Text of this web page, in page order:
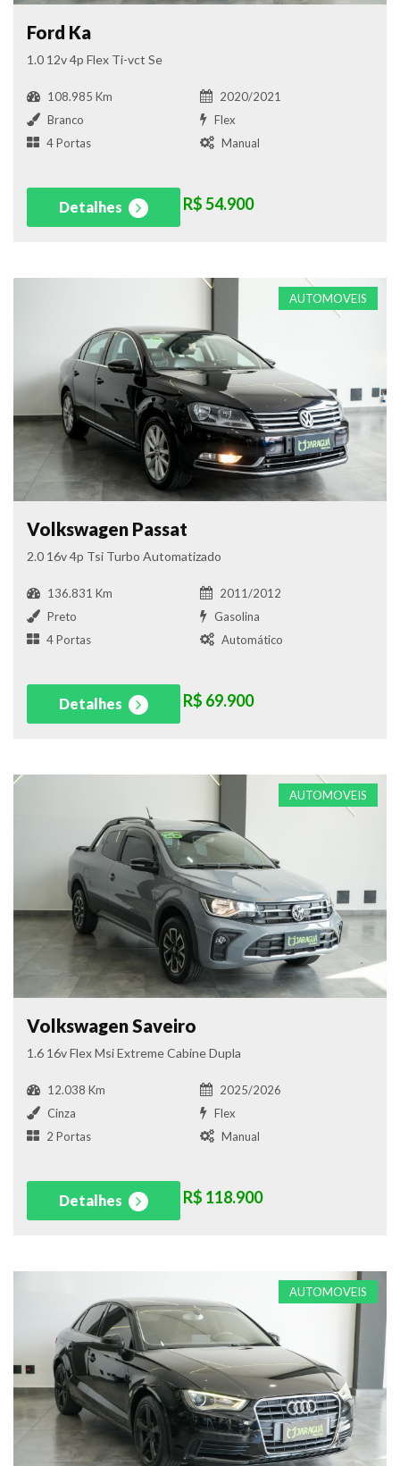
Ford Ka
1.0 12v 4p Flex Ti-vct Se
108.985 Km
2020/2021
Branco
Flex
4 Portas
Manual
Detalhes R$ 54.900
AUTOMOVEIS
Volkswagen Passat
2.0 16v 4p Tsi Turbo Automatizado
136.831 Km
2011/2012
Preto
Gasolina
4 Portas
Automático
Detalhes R$ 69.900
AUTOMOVEIS
Volkswagen Saveiro
1.6 16v Flex Msi Extreme Cabine Dupla
12.038 Km
2025/2026
Cinza
Flex
2 Portas
Manual
Detalhes R$ 118.900
AUTOMOVEIS